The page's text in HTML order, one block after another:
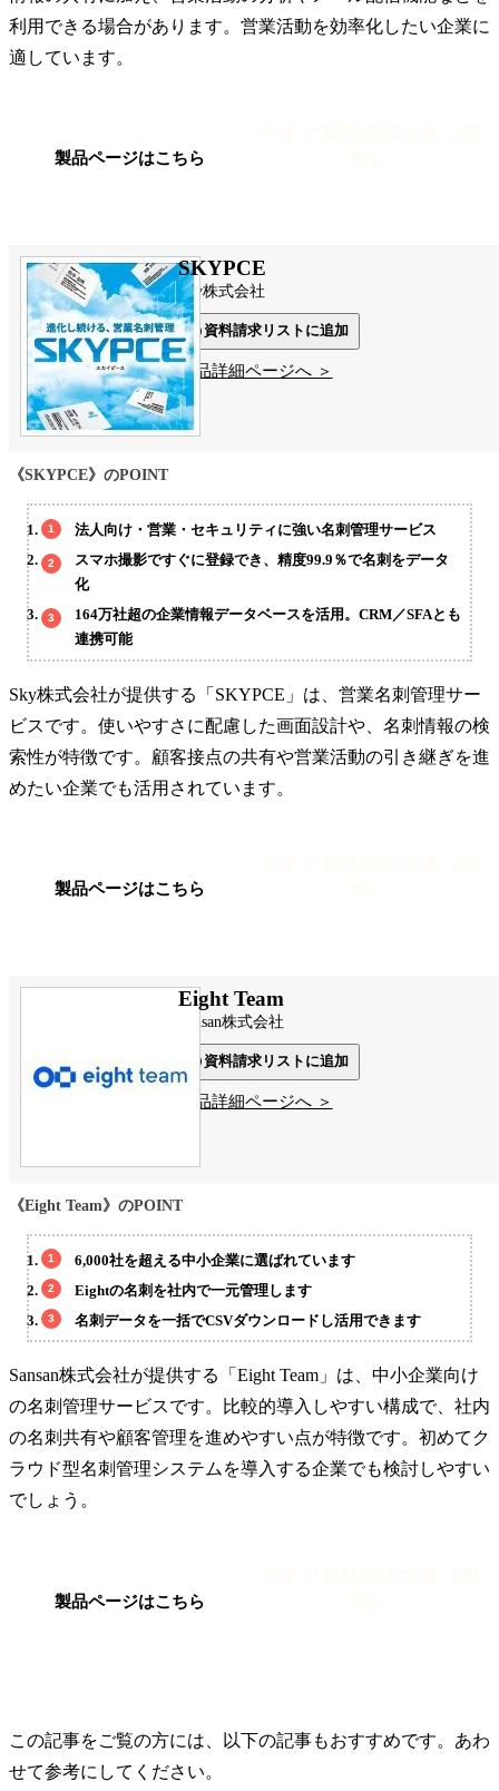
利用できる場合があります。営業活動を効率化したい企業に
適しています。
製品ページはこちら
SKYPCE
Sky株式会社
資料請求リストに追加
製品詳細ページへ ＞
《SKYPCE》のPOINT
法人向け・営業・セキュリティに強い名刺管理サービス
スマホ撮影ですぐに登録でき、精度99.9％で名刺をデータ
化
164万社超の企業情報データベースを活用。CRM／SFAとも
連携可能
Sky株式会社が提供する「SKYPCE」は、営業名刺管理サー
ビスです。使いやすさに配慮した画面設計や、名刺情報の検
索性が特徴です。顧客接点の共有や営業活動の引き継ぎを進
めたい企業でも活用されています。
製品ページはこちら
Eight Team
Sansan株式会社
資料請求リストに追加
製品詳細ページへ ＞
《Eight Team》のPOINT
6,000社を超える中小企業に選ばれています
Eightの名刺を社内で一元管理します
名刺データを一括でCSVダウンロードし活用できます
Sansan株式会社が提供する「Eight Team」は、中小企業向け
の名刺管理サービスです。比較的導入しやすい構成で、社内
の名刺共有や顧客管理を進めやすい点が特徴です。初めてク
ラウド型名刺管理システムを導入する企業でも検討しやすい
でしょう。
製品ページはこちら
この記事をご覧の方には、以下の記事もおすすめです。あわ
せて参考にしてください。